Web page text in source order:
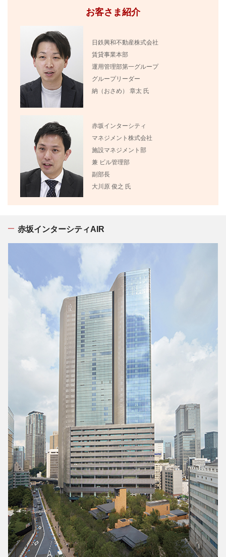
お客さま紹介
日鉄興和不動産株式会社
賃貸事業本部
運用管理部第一グループ
グループリーダー
納（おさめ） 章太 氏
赤坂インターシティ
マネジメント株式会社
施設マネジメント部
兼 ビル管理部
副部長
大川原 俊之 氏
赤坂インターシティAIR